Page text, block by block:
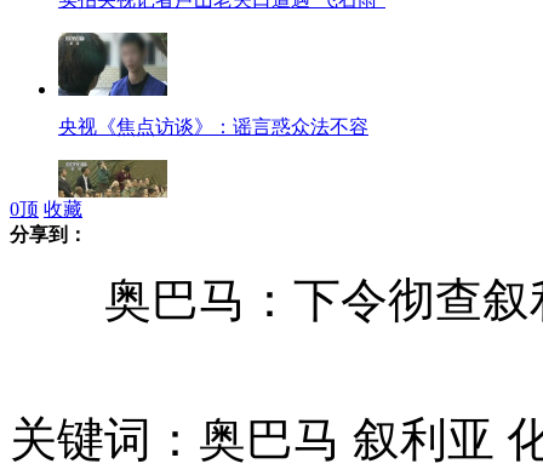
央视《焦点访谈》：谣言惑众法不容
0顶 收藏
分享到：
奥巴马：下令彻查叙
关键词：奥巴马 叙利亚